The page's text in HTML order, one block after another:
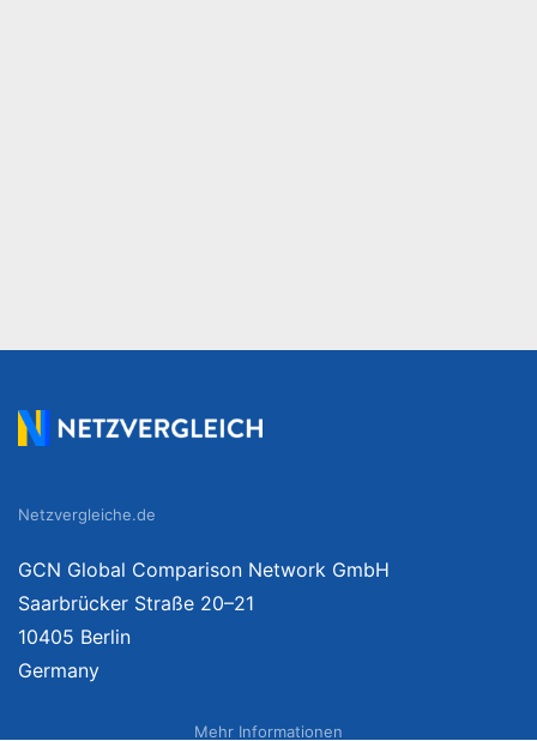
Netzvergleiche.de
GCN Global Comparison Network GmbH
Saarbrücker Straße 20–21
10405 Berlin
Germany
Mehr Informationen